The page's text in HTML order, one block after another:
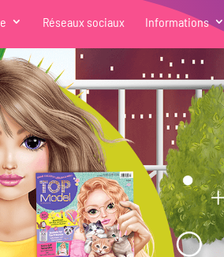
Réseaux sociaux Informations